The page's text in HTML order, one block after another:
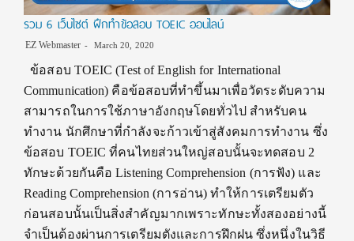
รวม 6 เว็บไซต์ ฝึกทำข้อสอบ TOEIC ออนไลน์
EZ Webmaster March 20, 2020
ข้อสอบ TOEIC (Test of English for International
Communication) คือข้อสอบที่ทำขึ้นมาเพื่อวัดระดับความ
สามารถในการใช้ภาษาอังกฤษโดยทั่วไป สำหรับคน
ทำงาน นักศึกษาที่กำลังจะก้าวเข้าสู่สังคมการทำงาน ซึ่ง
ข้อสอบ TOEIC ที่คนไทยส่วนใหญ่สอบนั้นจะทดสอบ 2
ทักษะด้วยกันคือ Listening Comprehension (การฟัง) และ
Reading Comprehension (การอ่าน) ทำให้การเตรียมตัว
ก่อนสอบนั้นเป็นสิ่งสำคัญมากเพราะทักษะทั้งสองอย่างนี้
จำเป็นต้องผ่านการเตรียมตังและการฝึกฝน ซึ่งหนึ่งในวิธี